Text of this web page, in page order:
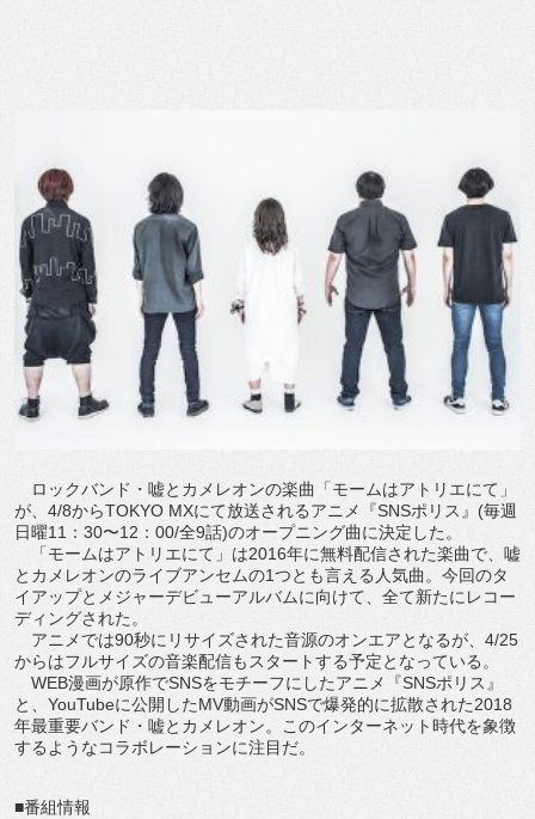
ロックバンド・嘘とカメレオンの楽曲「モームはアトリエにて」
が、4/8からTOKYO MXにて放送されるアニメ『SNSポリス』(毎週
日曜11：30〜12：00/全9話)のオープニング曲に決定した。
「モームはアトリエにて」は2016年に無料配信された楽曲で、嘘
とカメレオンのライブアンセムの1つとも言える人気曲。今回のタ
イアップとメジャーデビューアルバムに向けて、全て新たにレコー
ディングされた。
アニメでは90秒にリサイズされた音源のオンエアとなるが、4/25
からはフルサイズの音楽配信もスタートする予定となっている。
WEB漫画が原作でSNSをモチーフにしたアニメ『SNSポリス』
と、YouTubeに公開したMV動画がSNSで爆発的に拡散された2018
年最重要バンド・嘘とカメレオン。このインターネット時代を象徴
するようなコラボレーションに注目だ。
■番組情報